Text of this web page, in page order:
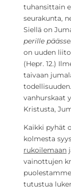
tuhansittain
seurakunta,
Siellä on
perille
on uuden
(Hepr. 12.)
taivaan
vanhurskaat
Kristusta,
Kaikki pyhät
kolmesta
rukoilemaan
vainottujen
tutustua